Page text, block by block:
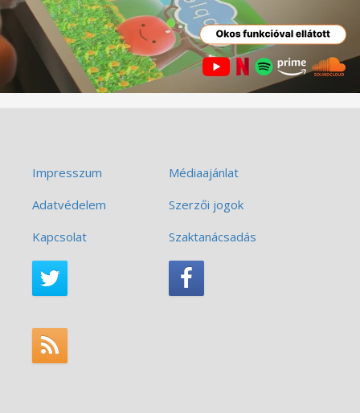
Impresszum
Médiaajánlat
Adatvédelem
Szerzői jogok
Kapcsolat
Szaktanácsadás